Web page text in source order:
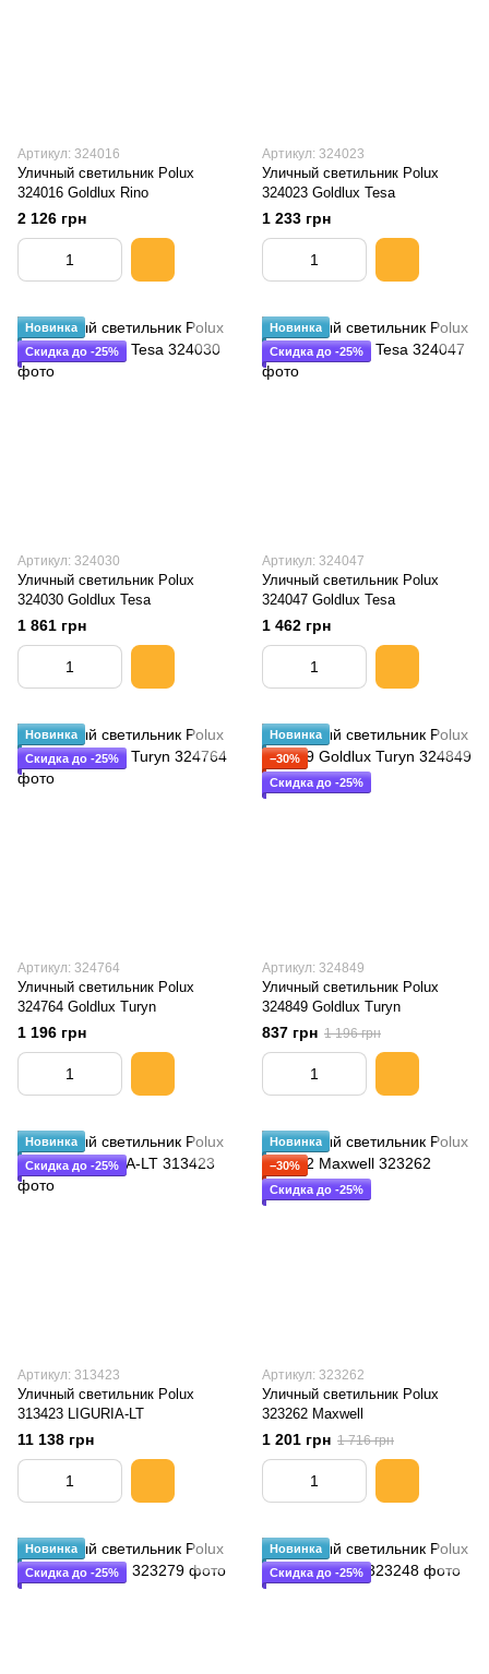
Артикул: 324016
Уличный светильник Polux
324016 Goldlux Rino
2 126 грн
Артикул: 324023
Уличный светильник Polux
324023 Goldlux Tesa
1 233 грн
Новинка
Скидка до -25%
Артикул: 324030
Уличный светильник Polux
324030 Goldlux Tesa
1 861 грн
Новинка
Скидка до -25%
Артикул: 324047
Уличный светильник Polux
324047 Goldlux Tesa
1 462 грн
Новинка
Скидка до -25%
Артикул: 324764
Уличный светильник Polux
324764 Goldlux Turyn
1 196 грн
Новинка
−30%
Скидка до -25%
Артикул: 324849
Уличный светильник Polux
324849 Goldlux Turyn
837 грн 1 196 грн
Новинка
Скидка до -25%
Артикул: 313423
Уличный светильник Polux
313423 LIGURIA-LT
11 138 грн
Новинка
−30%
Скидка до -25%
Артикул: 323262
Уличный светильник Polux
323262 Maxwell
1 201 грн 1 716 грн
Новинка
Скидка до -25%
Новинка
Скидка до -25%